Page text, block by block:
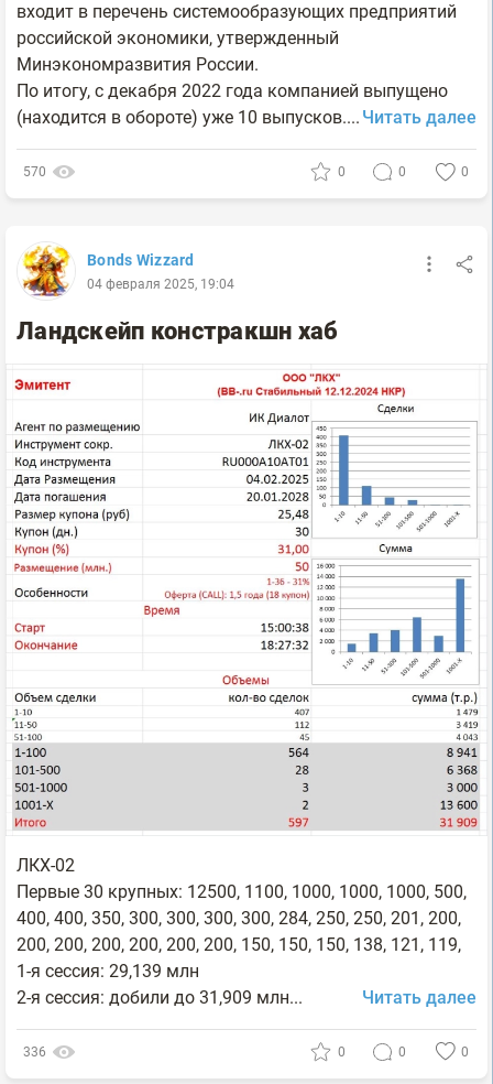
входит в перечень системообразующих предприятий
российской экономики, утвержденный
Минэкономразвития России.
По итогу, с декабря 2022 года компанией выпущено
(находится в обороте) уже 10 выпусков.... Читать далее
570 0 0 0
Bonds Wizzard
04 февраля 2025, 19:04
Ландскейп констракшн хаб
ЛКХ-02
Первые 30 крупных: 12500, 1100, 1000, 1000, 1000, 500,
400, 400, 350, 300, 300, 300, 300, 284, 250, 250, 201, 200,
200, 200, 200, 200, 200, 200, 150, 150, 150, 138, 121, 119,
1-я сессия: 29,139 млн
2-я сессия: добили до 31,909 млн...
Читать далее
336 0 0 0